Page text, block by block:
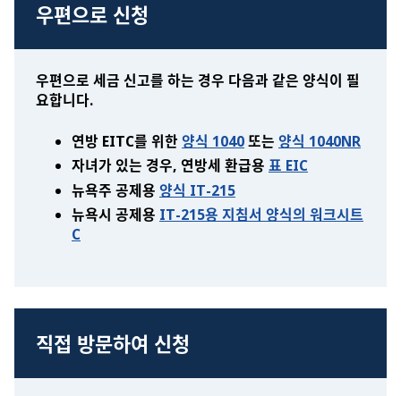
우편으로 신청
우편으로 세금 신고를 하는 경우 다음과 같은 양식이 필
요합니다.
연방 EITC를 위한 양식 1040또는 양식 1040NR
자녀가 있는 경우, 연방세 환급용 표 EIC
뉴욕주 공제용 양식 IT-215
뉴욕시 공제용 IT-215용 지침서 양식의 워크시트
C
직접 방문하여 신청